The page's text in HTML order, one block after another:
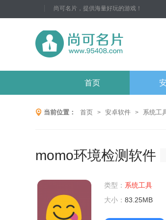
尚可名片，提供海量好玩的游戏！
首页
当前位置： 首页 > 安卓软件 > 系统工
momo环境检测软件
类型： 系统工具
大小： 83.25MB